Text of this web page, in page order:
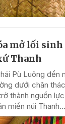
mở lối
Thanh
Pù Luông đến
dưới chân
thành nguồn
miền núi Thanh...